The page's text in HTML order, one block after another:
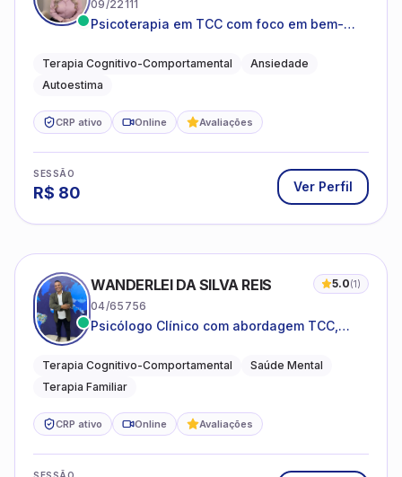
09/22111
Psicoterapia em TCC com foco em bem-
o cotidiano
Terapia Cognitivo-Comportamental
Ansiedade
Autoestima
CRP ativo Online Avaliações
SESSÃO
R$ 80 Ver Perfil
WANDERLEI DA SILVA REIS 5.0(1)
04/65756
Psicólogo Clínico com abordagem TCC,
sistêmica
Terapia Cognitivo-Comportamental
Saúde Mental
Terapia Familiar
CRP ativo Online Avaliações